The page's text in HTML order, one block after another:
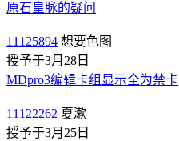
原石皇脉的疑问
11125894 想要色图
授予于3月28日
MDpro3编辑卡组显示全为禁卡
11122262 夏漱
授予于3月25日